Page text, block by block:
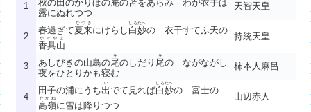
1 秋の田のかりほの庵の苫をあらみ わが衣手は
露にぬれつつ
天智天皇
2
春過ぎて夏来
なつき
にけらし 白妙
しろたへ
の 衣干すてふ天の
香具山
かぐやま 持統天皇
3 あしびきの山鳥の尾
を
のしだり 尾
を
の ながながし
夜をひとりかも寝む
柿本人麻呂
4
田子の浦にうち出
い
でて見れば白妙
しろたへ
の 富士の
高嶺
たかね
に雪は降りつつ
山辺赤人